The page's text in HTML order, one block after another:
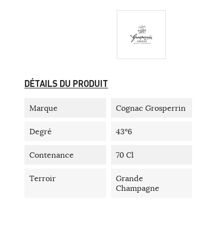
DÉTAILS DU PRODUIT
Marque Cognac Grosperrin
Degré 43°6
Contenance 70 Cl
Terroir
Grande
Champagne